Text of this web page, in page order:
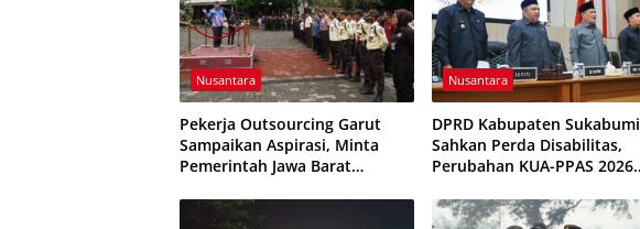
Nusantara
Pekerja Outsourcing Garut
Sampaikan Aspirasi, Minta
Pemerintah Jawa Barat
Nusantara
DPRD Kabupaten Sukabumi
Sahkan Perda Disabilitas,
Perubahan KUA-PPAS 2026